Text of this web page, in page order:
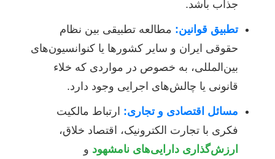
جذاب باشد.
تطبیق قوانین: مطالعه تطبیقی بین نظام
حقوقی ایران و سایر کشورها یا کنوانسیون‌های
بین‌المللی، به خصوص در مواردی که خلاء
قانونی یا چالش‌های اجرایی وجود دارد.
مسائل اقتصادی و تجاری: ارتباط مالکیت
فکری با تجارت الکترونیک، اقتصاد خلاق،
ارزش‌گذاری دارایی‌های نامشهود و